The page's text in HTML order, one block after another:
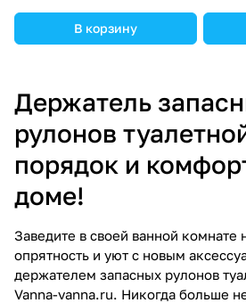
В корзину
Держатель
рулонов
порядок и
доме!
Заведите в своей ванной комнате
опрятность и уют с новым
держателем запасных рулонов
Vanna-vanna.ru. Никогда больше